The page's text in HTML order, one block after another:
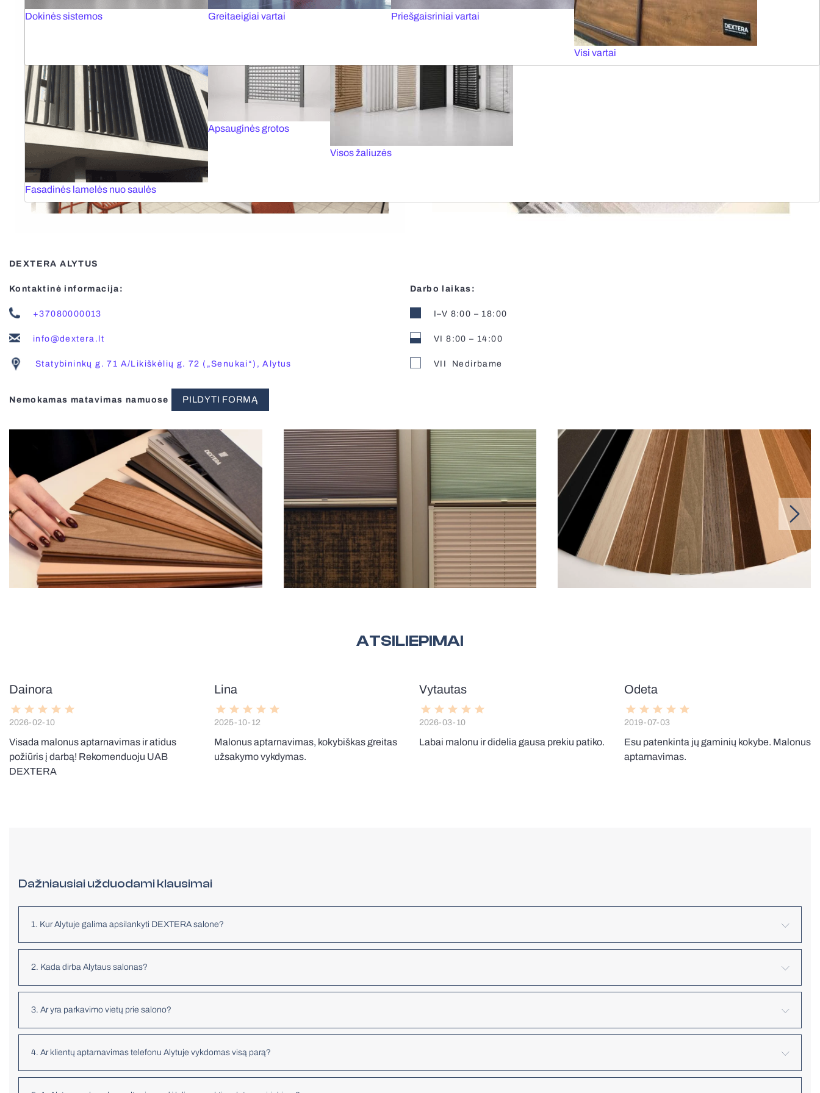
Fasadinės lamelės nuo saulės
Apsauginės grotos
Visos žaliuzės
Dokinės sistemos Greitaeigiai vartai Priešgaisriniai vartai
Visi vartai
DEXTERA ALYTUS
Kontaktinė informacija:
+37080000013
info@dextera.lt
Statybininkų g. 71 A/Likiškėlių g. 72 („Senukai“), Alytus
Darbo laikas:
I–V 8:00 – 18:00
VI 8:00 – 14:00
VII Nedirbame
Nemokamas matavimas namuose PILDYTI FORMĄ
ATSILIEPIMAI
Dainora
2026-02-10
Visada malonus aptarnavimas ir atidus
požiūris į darbą! Rekomenduoju UAB
DEXTERA
Lina
2025-10-12
Malonus aptarnavimas, kokybiškas greitas
užsakymo vykdymas.
Vytautas
2026-03-10
Labai malonu ir didelia gausa prekiu patiko.
Odeta
2019-07-03
Esu patenkinta jų gaminių kokybe. Malonus
aptarnavimas.
Dažniausiai užduodami klausimai
1. Kur Alytuje galima apsilankyti DEXTERA salone?
2. Kada dirba Alytaus salonas?
3. Ar yra parkavimo vietų prie salono?
4. Ar klientų aptarnavimas telefonu Alytuje vykdomas visą parą?